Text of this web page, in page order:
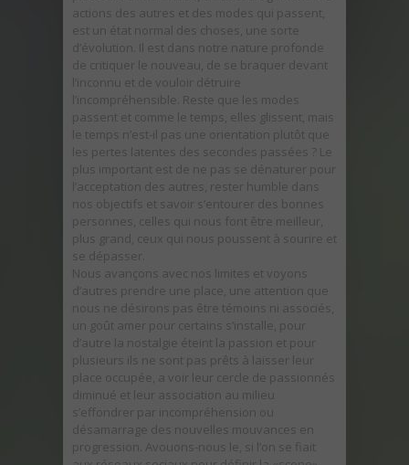
actions des autres et des modes qui passent,
est un état normal des choses, une sorte
d’évolution. Il est dans notre nature profonde
de critiquer le nouveau, de se braquer devant
l’inconnu et de vouloir détruire
l’incompréhensible. Reste que les modes
passent et comme le temps, elles glissent, mais
le temps n’est-il pas une orientation plutôt que
les pertes latentes des secondes passées ? Le
plus important est de ne pas se dénaturer pour
l’acceptation des autres, rester humble dans
nos objectifs et savoir s’entourer des bonnes
personnes, celles qui nous font être meilleur,
plus grand, ceux qui nous poussent à sourire et
se dépasser.
Nous avançons avec nos limites et voyons
d’autres prendre une place, une attention que
nous ne désirons pas être témoins ni associés,
un goût amer pour certains s’installe, pour
d’autre la nostalgie éteint la passion et pour
plusieurs ils ne sont pas prêts à laisser leur
place occupée, a voir leur cercle de passionnés
diminué et leur association au milieu
s’effondrer par incompréhension ou
désamarrage des nouvelles mouvances en
progression. Avouons-nous le, si l’on se fiait